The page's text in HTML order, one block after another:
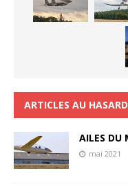
ARTICLES AU HASARD
AILES DU
mai 2021